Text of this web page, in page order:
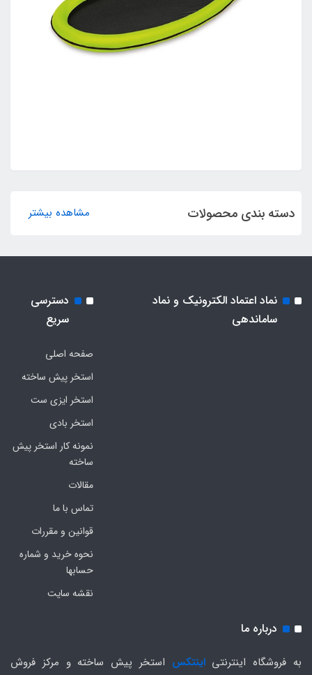
دسته بندی محصولات مشاهده بیشتر
نماد اعتماد الکترونیک و نماد
ساماندهی
دسترسی
سریع
صفحه اصلی
استخر پیش ساخته
استخر ایزی ست
استخر بادی
نمونه کار استخر پیش
ساخته
مقالات
تماس با ما
قوانین و مقررات
نحوه خرید و شماره
حسابها
نقشه سایت
درباره ما
به فروشگاه اینترنتیاینتکس استخر پیش ساخته و مرکز فروش